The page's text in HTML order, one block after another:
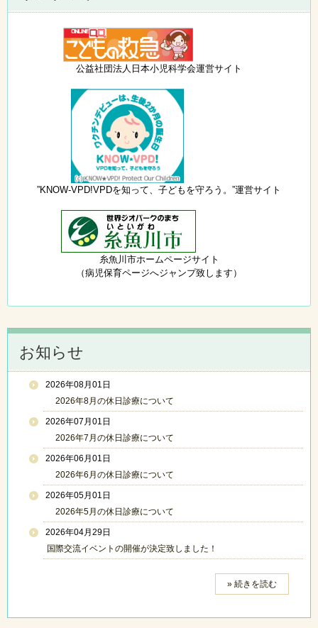
公益社団法人日本小児科学会運営サイト
”KNOW-VPD!VPDを知って、子どもを守ろう。”運営サイト
糸魚川市ホームページサイト
（病児保育ページへジャンプ致します）
お知らせ
2026年08月01日
2026年8月の休日診療について
2026年07月01日
2026年7月の休日診療について
2026年06月01日
2026年6月の休日診療について
2026年05月01日
2026年5月の休日診療について
2026年04月29日
国際交流イベントの開催が決定致しました！
» 続きを読む